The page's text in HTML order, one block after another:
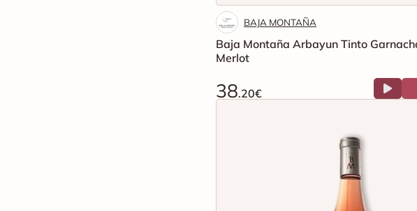
BAJA MONTAÑA
Baja Montaña Arbayun Tinto
Merlot
38.20€